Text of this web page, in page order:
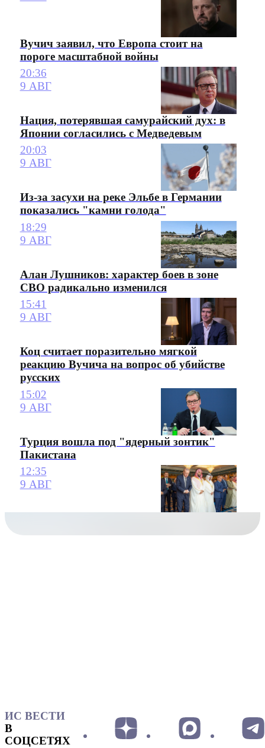
Вучич заявил, что Европа стоит на
пороге масштабной войны
20:36
9 АВГ
Нация, потерявшая самурайский дух: в
Японии согласились с Медведевым
20:03
9 АВГ
Из-за засухи на реке Эльбе в Германии
показались "камни голода"
18:29
9 АВГ
Алан Лушников: характер боев в зоне
СВО радикально изменился
15:41
9 АВГ
Коц считает поразительно мягкой
реакцию Вучича на вопрос об убийстве
русских
15:02
9 АВГ
Турция вошла под "ядерный зонтик"
Пакистана
12:35
9 АВГ
ИС ВЕСТИ
В
СОЦСЕТЯХ